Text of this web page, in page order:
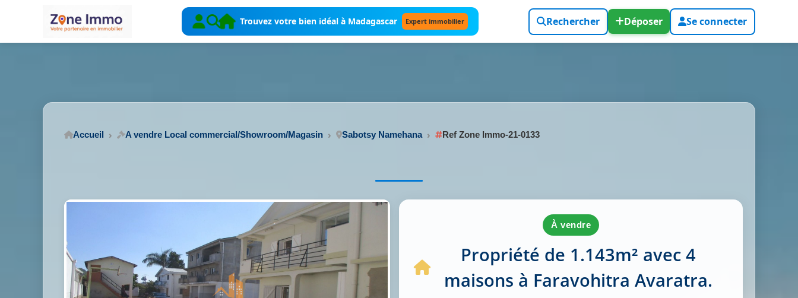
Trouvez votre bien idéal à Madagascar Expert immobilier Rechercher Déposer Se connecter
Accueil A vendre Local commercial/Showroom/Magasin Sabotsy Namehana Ref Zone Immo-21-0133
à vendre
Propriété de 1.143m² avec 4
maisons à Faravohitra Avaratra.